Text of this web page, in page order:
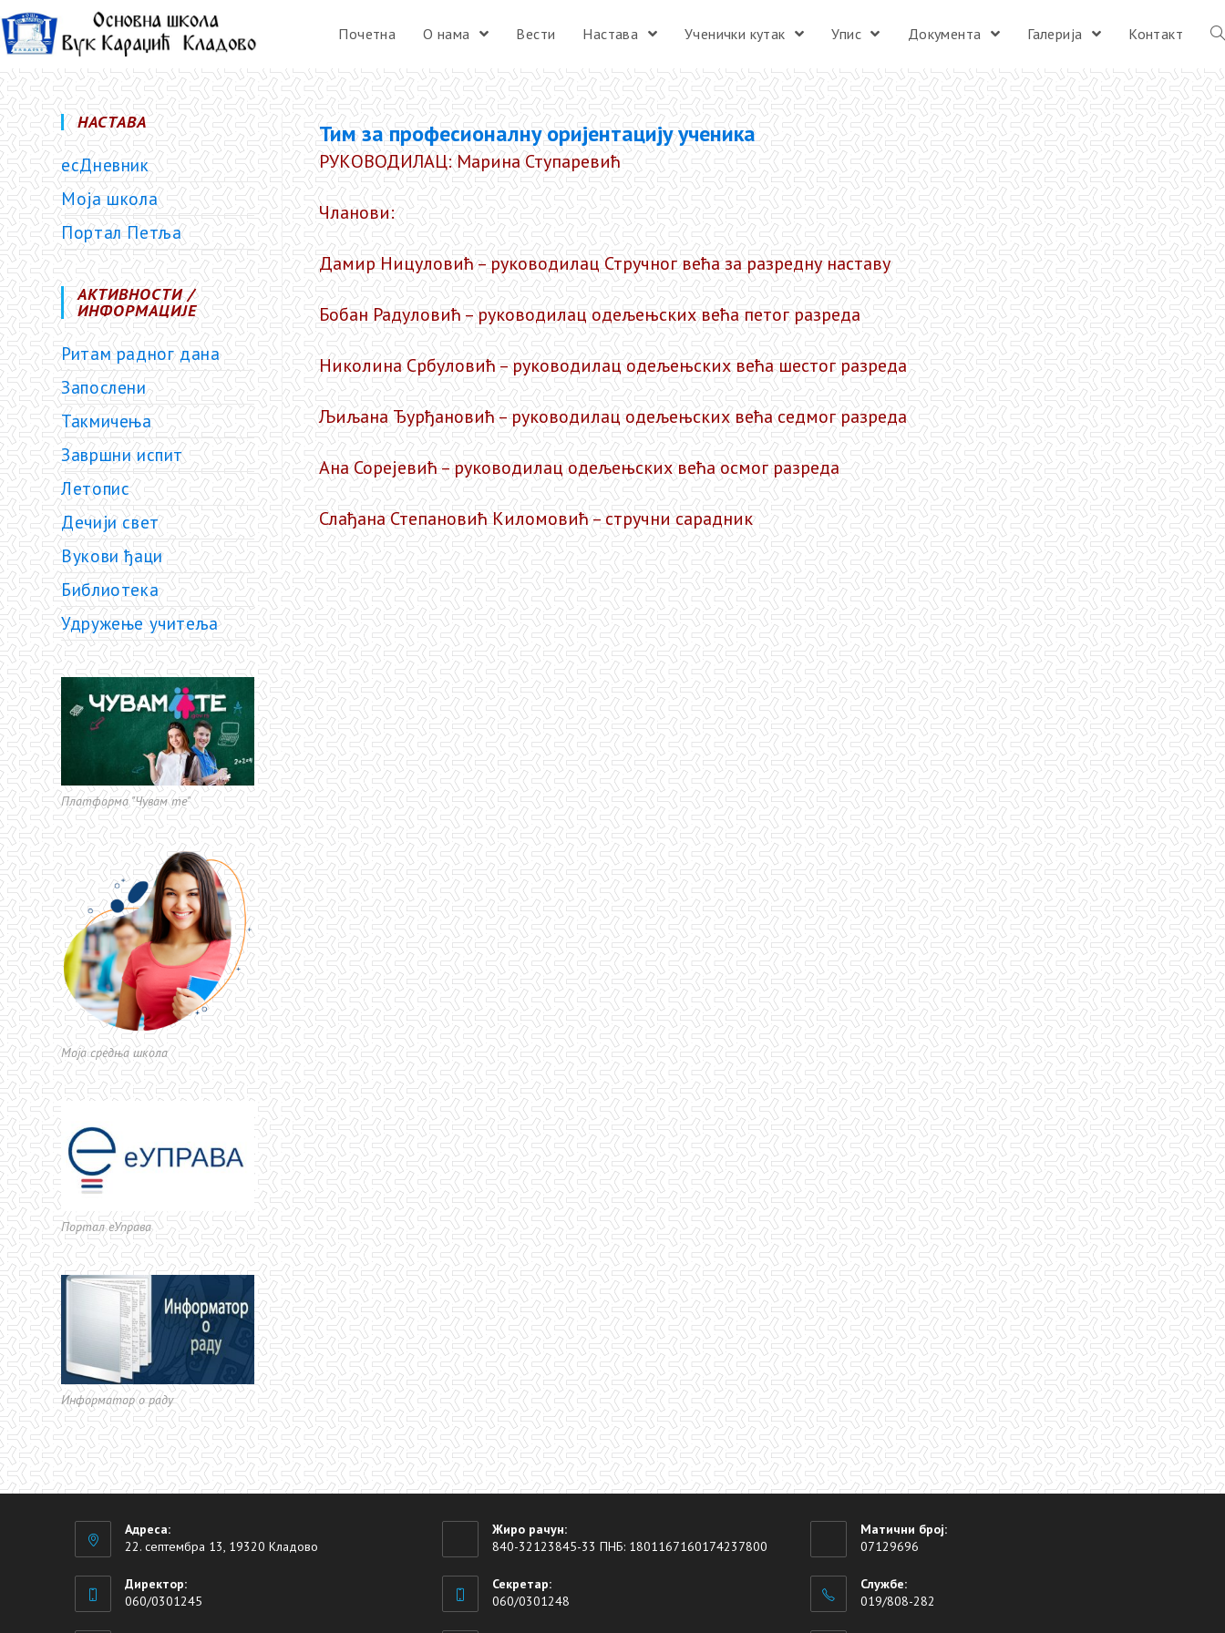
Почетна О нама Вести Настава Ученички кутак Упис Документа Галерија Контакт
Тим за професионалну оријентацију ученика
РУКОВОДИЛАЦ: Марина Ступаревић
Чланови:
Дамир Ницуловић – руководилац Стручног већа за разредну наставу
Бобан Радуловић – руководилац одељењских већа петог разреда
Николина Србуловић – руководилац одељењских већа шестог разреда
Љиљана Ђурђановић – руководилац одељењских већа седмог разреда
Ана Сорејевић – руководилац одељењских већа осмог разреда
Слађана Степановић Киломовић – стручни сарадник
НАСТАВА
есДневник
Моја школа
Портал Петља
АКТИВНОСТИ /
ИНФОРМАЦИЈЕ
Ритам радног дана
Запослени
Такмичења
Завршни испит
Летопис
Дечији свет
Вукови ђаци
Библиотека
Удружење учитеља
Платформа "Чувам те"
Моја средња школа
Портал еУправа
Информатор о раду
Адреса:
22. септембра 13, 19320 Кладово
Директор:
060/0301245
Жиро рачун:
840-32123845-33 ПНБ: 1801167160174237800
Секретар:
060/0301248
Матични број:
07129696
Службе:
019/808-282